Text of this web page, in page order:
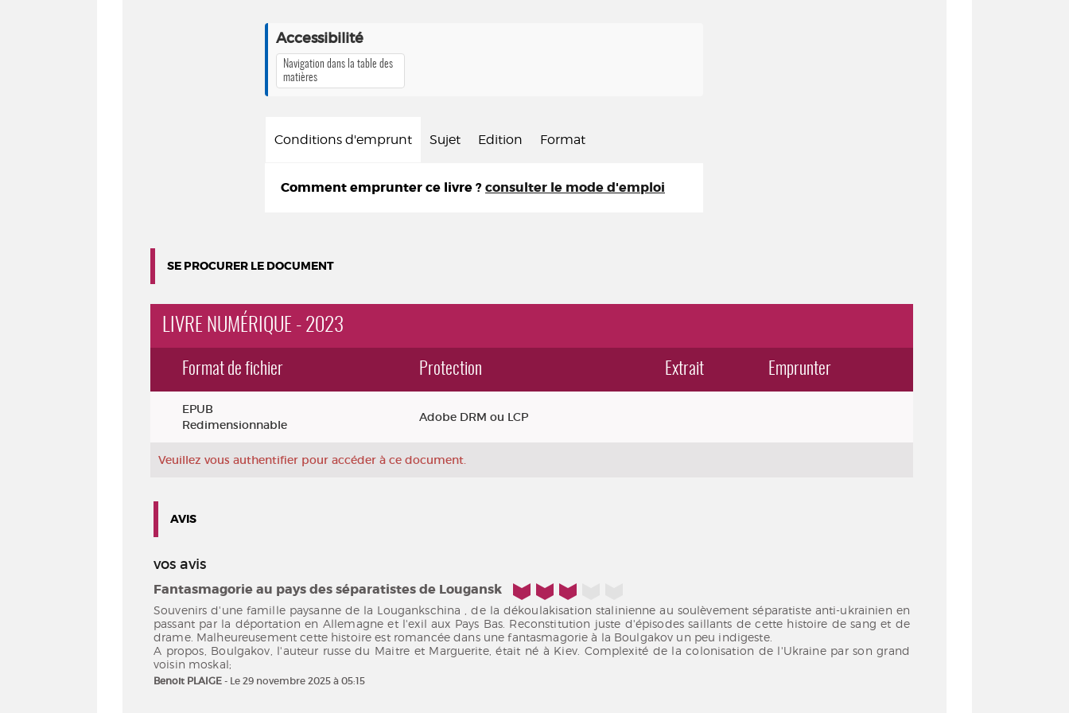
Accessibilité
Navigation dans la table des
matières
Conditions d'emprunt Sujet Edition Format
Comment emprunter ce livre ? consulter le mode d'emploi
SE PROCURER LE DOCUMENT
LIVRE NUMÉRIQUE - 2023
Exemplaires
Format de fichier Protection Extrait Emprunter
EPUB
Redimensionnable
Adobe DRM ou LCP
Veuillez vous authentifier pour accéder à ce document.
AVIS
vos avis
Fantasmagorie au pays des séparatistes de Lougansk 3/5
Souvenirs d'une famille paysanne de la Lougankschina , de la dékoulakisation stalinienne au soulèvement séparatiste anti-ukrainien en
passant par la déportation en Allemagne et l'exil aux Pays Bas. Reconstitution juste d'épisodes saillants de cette histoire de sang et de
drame. Malheureusement cette histoire est romancée dans une fantasmagorie à la Boulgakov un peu indigeste.
A propos, Boulgakov, l'auteur russe du Maitre et Marguerite, était né à Kiev. Complexité de la colonisation de l'Ukraine par son grand
voisin moskal;
Benoit PLAIGE - Le 29 novembre 2025 à 05:15